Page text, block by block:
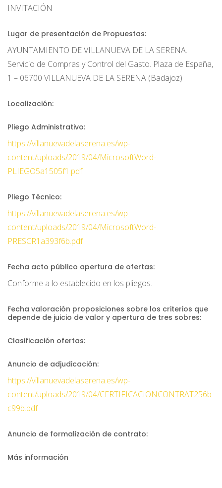
INVITACIÓN
Lugar de presentación de Propuestas:
AYUNTAMIENTO DE VILLANUEVA DE LA SERENA.
Servicio de Compras y Control del Gasto. Plaza de España,
1 – 06700 VILLANUEVA DE LA SERENA (Badajoz)
Localización:
Pliego Administrativo:
https://villanuevadelaserena.es/wp-
content/uploads/2019/04/MicrosoftWord-
PLIEGO5a1505f1.pdf
Pliego Técnico:
https://villanuevadelaserena.es/wp-
content/uploads/2019/04/MicrosoftWord-
PRESCR1a393f6b.pdf
Fecha acto público apertura de ofertas:
Conforme a lo establecido en los pliegos.
Fecha valoración proposiciones sobre los criterios que
depende de juicio de valor y apertura de tres sobres:
Clasificación ofertas:
Anuncio de adjudicación:
https://villanuevadelaserena.es/wp-
content/uploads/2019/04/CERTIFICACIONCONTRAT256b
c99b.pdf
Anuncio de formalización de contrato:
Más información